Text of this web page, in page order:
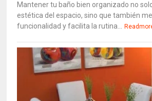
Mantener tu baño bien organizado no
estética del espacio, sino que también
funcionalidad y facilita la rutina...